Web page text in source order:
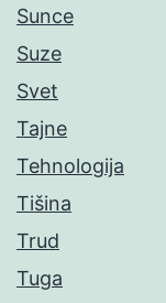
Sunce
Suze
Svet
Tajne
Tehnologija
Tišina
Trud
Tuga